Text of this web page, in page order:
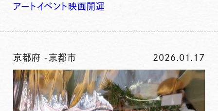
アート イベント 映画開運
京都府 -京都市 2026.01.17